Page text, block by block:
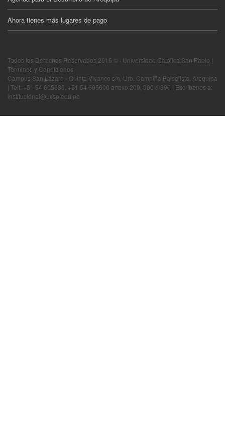
Ahora tienes más lugares de pago
Todos los Derechos Reservados 2016 © · Universidad Católica San Pablo |
Términos y Condiciones
Campus San Lázaro - Quinta Vivanco s/n, Urb. Campiña Paisajista, Arequipa
| Telf: +51 54 605630, +51 54 605600 anexo 200, 300 ó 390 | Escríbenos a:
institucional@ucsp.edu.pe